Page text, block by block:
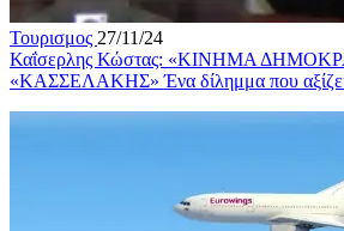
Τουρισμος 27/11/24
Καΐσερλης Κώστας: «ΚΙΝΗΜΑ
«ΚΑΣΣΕΛΑΚΗΣ» Ένα δίλημμα που αξίζει